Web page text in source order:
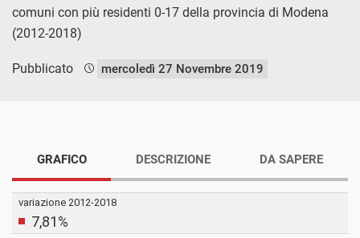
comuni con più residenti 0-17 della provincia di Modena
(2012-2018)
Pubblicato mercoledì 27 Novembre 2019
GRAFICO DESCRIZIONE DA SAPERE